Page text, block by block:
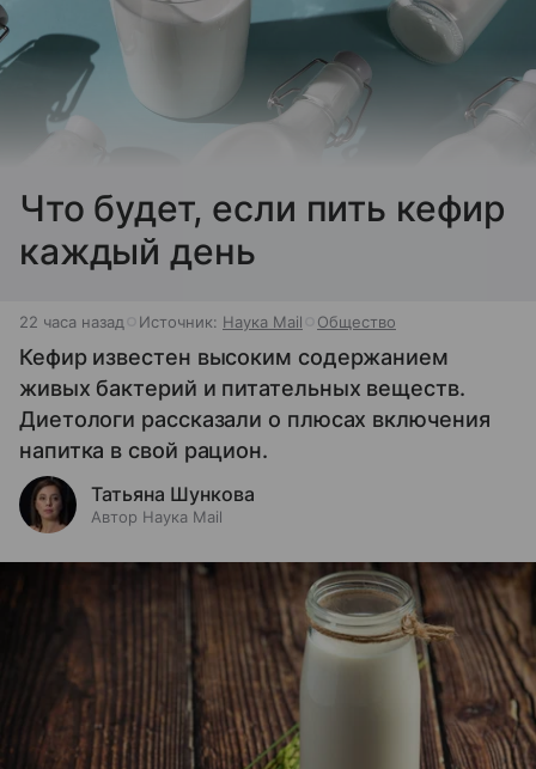
Что будет, если пить кефир
каждый день
22 часа назад Источник: Наука Mail Общество
Кефир известен высоким содержанием
живых бактерий и питательных веществ.
Диетологи рассказали о плюсах включения
напитка в свой рацион.
Татьяна Шункова
Автор Наука Mail